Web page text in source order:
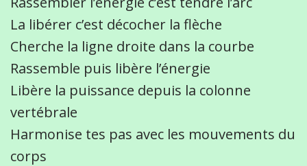
La libérer c’est décocher la flèche
Cherche la ligne droite dans la courbe
Rassemble puis libère l’énergie
Libère la puissance depuis la colonne
vertébrale
Harmonise tes pas avec les mouvements du
corps